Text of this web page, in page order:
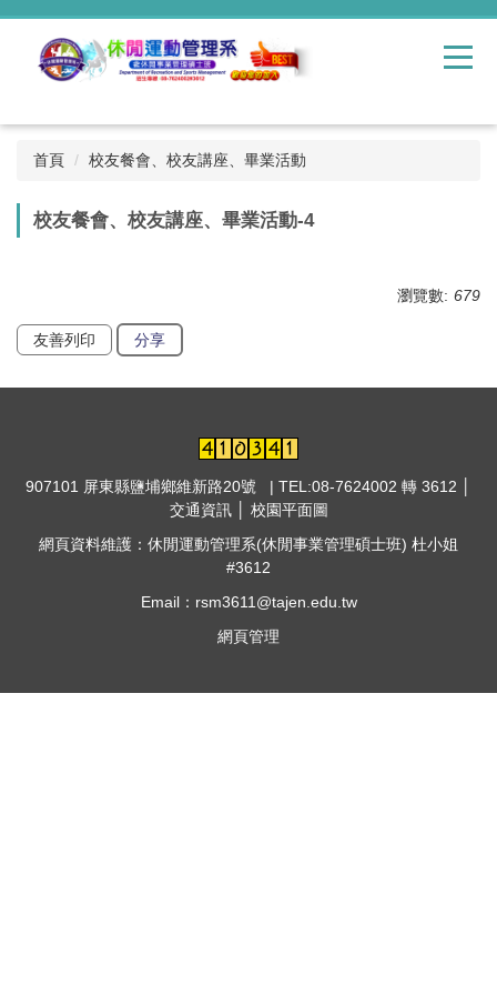
跳
容
首頁 校友餐會、校友講座、畢業活動
校友餐會、校友講座、畢業活動-4
瀏覽數: 679
友善列印 分享
907101 屏東縣鹽埔鄉維新路20號 | TEL:08-7624002 轉 3612 │
交通資訊│ 校園平面圖
網頁資料維護：休閒運動管理系(休閒事業管理碩士班) 杜小姐
#3612
Email：rsm3611@tajen.edu.tw
網頁管理